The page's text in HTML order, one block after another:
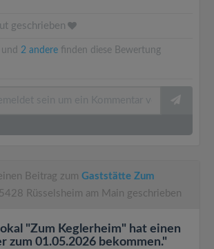
geschrieben
und 2 andere finden diese Bewertung
Beitrag zum Gaststätte Zum
Rüsselsheim am Main geschrieben
"Zum Keglerheim" hat einen
zum 01.05.2026 bekommen."